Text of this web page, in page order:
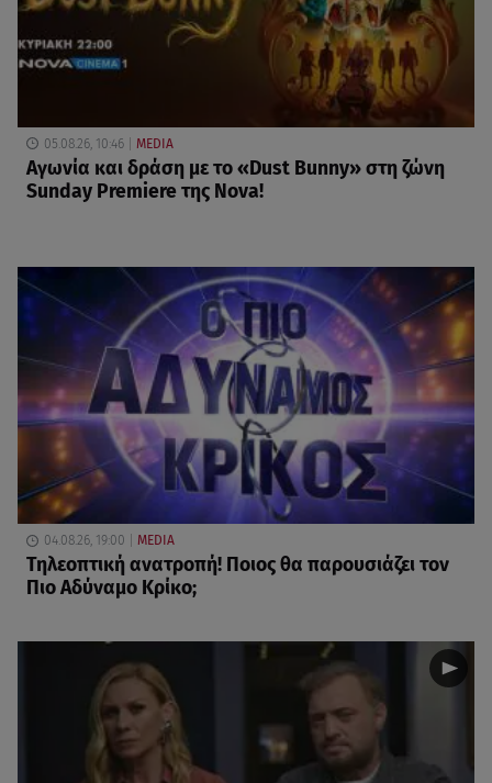
05.08.26, 10:46 MEDIA
Αγωνία και δράση με το «Dust Bunny» στη ζώνη
Sunday Premiere της Nova!
04.08.26, 19:00 MEDIA
Τηλεοπτική ανατροπή! Ποιος θα παρουσιάζει τον
Πιο Αδύναμο Κρίκο;